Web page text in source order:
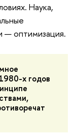
Наука,
— оптимизация.
х годов